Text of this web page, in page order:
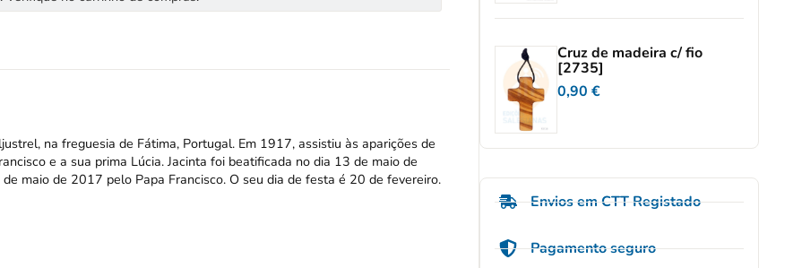
na freguesia de Fátima, Portugal. Em 1917, assistiu às aparições de
e a sua prima Lúcia. Jacinta foi beatificada no dia 13 de maio de
maio de 2017 pelo Papa Francisco. O seu dia de festa é 20 de fevereiro.
Cruz de madeira c/ fio
[2735]
0,90 €
Envios em CTT Registado
Pagamento seguro